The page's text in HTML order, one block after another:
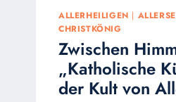
ALLERHEILIGEN |
CHRISTKÖNIG
Zwischen
„Katholische
der Kult von